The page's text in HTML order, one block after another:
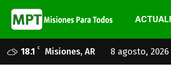
18.1 C Misiones, AR 8 agosto, 2026